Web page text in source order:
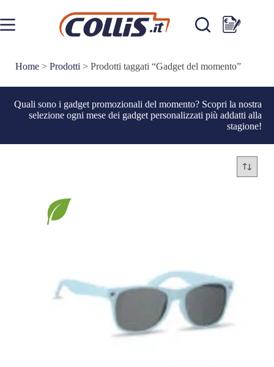
contenuto
Carrello
Home > Prodotti > Prodotti taggati “Gadget del momento”
Quali sono i gadget promozionali del momento? Scopri la nostra
selezione ogni mese dei gadget personalizzati più addatti alla
stagione!